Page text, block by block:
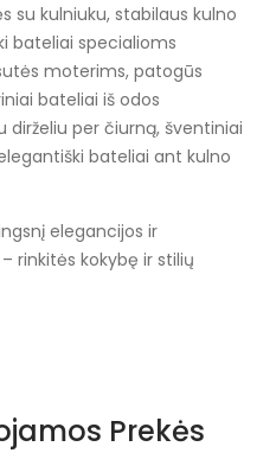
su kulniuku, stabilaus kulno
bateliai specialioms
moterims, patogūs
bateliai iš odos
per čiurną, šventiniai
bateliai ant kulno
elegancijos ir
rinkitės kokybę ir stilių
Prekės